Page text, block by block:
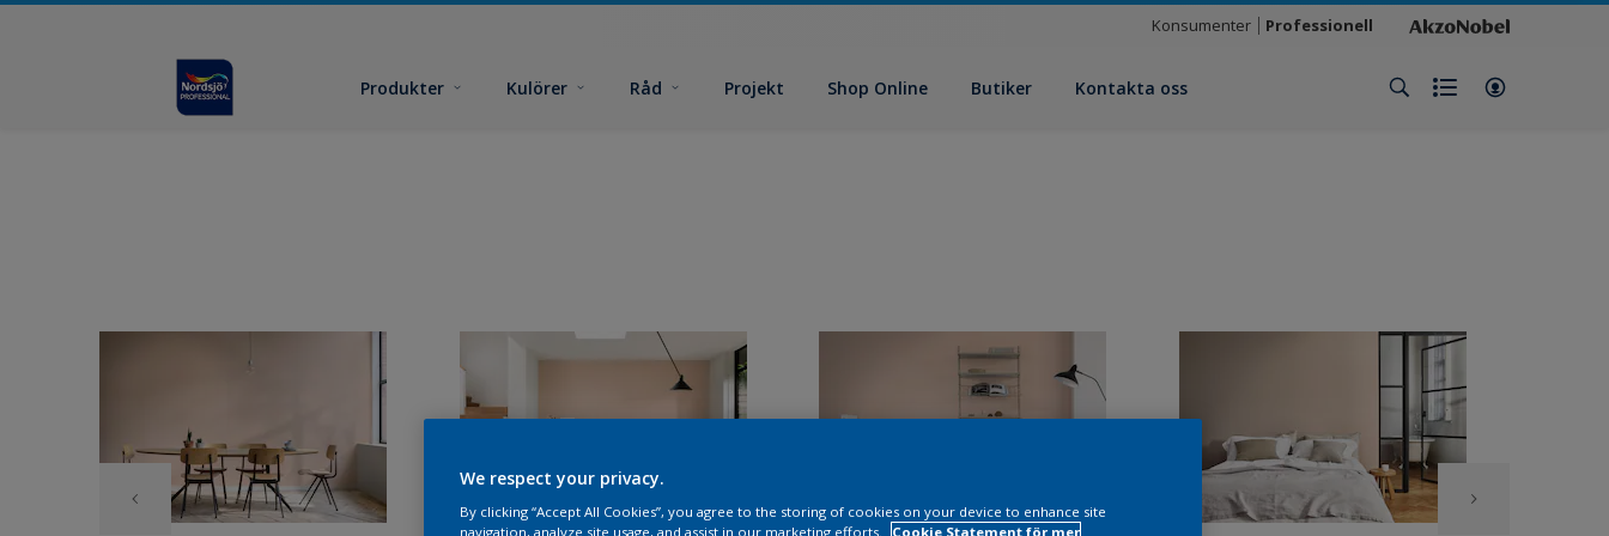
Konsumenter Professionell
Produkter Kulörer Råd Projekt Shop Online Butiker Kontakta oss
We respect your privacy.
By clicking “Accept All Cookies”, you agree to the storing of cookies on your device to enhance site
navigation, analyze site usage, and assist in our marketing efforts.
Cookie Statement för mer